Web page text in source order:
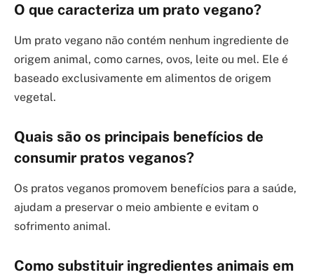
O que caracteriza um prato vegano?
Um prato vegano não contém nenhum ingrediente de
origem animal, como carnes, ovos, leite ou mel. Ele é
baseado exclusivamente em alimentos de origem
vegetal.
Quais são os principais benefícios de
consumir pratos veganos?
Os pratos veganos promovem benefícios para a saúde,
ajudam a preservar o meio ambiente e evitam o
sofrimento animal.
Como substituir ingredientes animais em